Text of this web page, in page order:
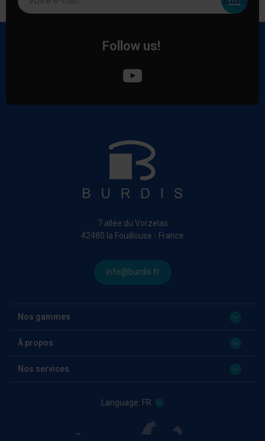
Follow us!
7 allée du Vorzelas
42480 la Fouillouse - France
info@burdis.fr
Nos gammes
À propos
Nos services
Language: FR